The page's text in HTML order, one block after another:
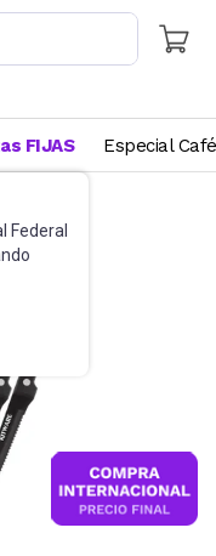
Federal
FIJAS Especial Café